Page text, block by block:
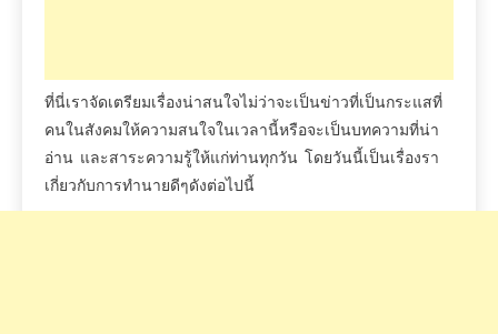
ที่นี่เราจัดเตรียมเรื่องน่าสนใจไม่ว่าจะเป็นข่าวที่เป็นกระแสที่
คนในสังคมให้ความสนใจในเวลานี้หรือจะเป็นบทความที่น่า
อ่าน และสาระความรู้ให้แก่ท่านทุกวัน โดยวันนี้เป็นเรื่องรา
เกี่ยวกับการทำนายดีๆดังต่อไปนี้